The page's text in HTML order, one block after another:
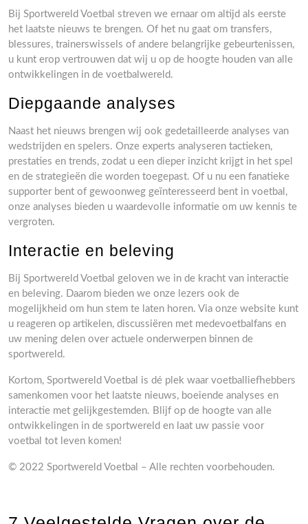
Bij Sportwereld Voetbal streven we ernaar om altijd als eerste
het laatste nieuws te brengen. Of het nu gaat om transfers,
blessures, trainerswissels of andere belangrijke gebeurtenissen,
u kunt erop vertrouwen dat wij u op de hoogte houden van alle
ontwikkelingen in de voetbalwereld.
Diepgaande analyses
Naast het nieuws brengen wij ook gedetailleerde analyses van
wedstrijden en spelers. Onze experts analyseren tactieken,
prestaties en trends, zodat u een dieper inzicht krijgt in het spel
en de strategieën die worden toegepast. Of u nu een fanatieke
supporter bent of gewoonweg geïnteresseerd bent in voetbal,
onze analyses bieden u waardevolle informatie om uw kennis te
vergroten.
Interactie en beleving
Bij Sportwereld Voetbal geloven we in de kracht van interactie
en beleving. Daarom bieden we onze lezers ook de
mogelijkheid om hun stem te laten horen. Via onze website kunt
u reageren op artikelen, discussiëren met medevoetbalfans en
uw mening delen over actuele onderwerpen binnen de
sportwereld.
Kortom, Sportwereld Voetbal is dé plek waar voetballiefhebbers
samenkomen voor het laatste nieuws, boeiende analyses en
interactie met gelijkgestemden. Blijf op de hoogte van alle
ontwikkelingen in de sportwereld en laat uw passie voor
voetbal tot leven komen!
© 2022 Sportwereld Voetbal – Alle rechten voorbehouden.